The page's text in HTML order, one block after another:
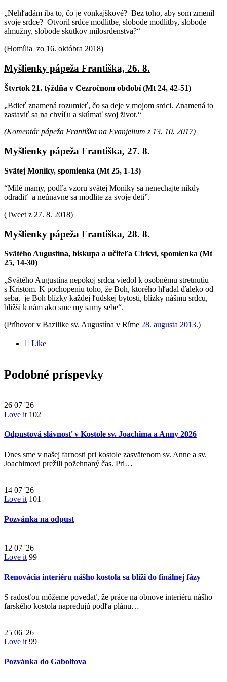
„Nehľadám iba to, čo je vonkajškové? Bez toho, aby som zmenil
svoje srdce? Otvoril srdce modlitbe, slobode modlitby, slobode
almužny, slobode skutkov milosrdenstva?“
(Homília zo 16. októbra 2018)
Myšlienky pápeža Františka, 26. 8.
Štvrtok 21. týždňa v Cezročnom období (Mt 24, 42-51)
„Bdieť znamená rozumieť, čo sa deje v mojom srdci. Znamená to
zastaviť sa na chvíľu a skúmať svoj život.“
(Komentár pápeža Františka na Evanjelium z 13. 10. 2017)
Myšlienky pápeža Františka, 27. 8.
Svätej Moniky, spomienka (Mt 25, 1-13)
“Milé mamy, podľa vzoru svätej Moniky sa nenechajte nikdy
odradiť a neúnavne sa modlite za svoje deti”.
(Tweet z 27. 8. 2018)
Myšlienky pápeža Františka, 28. 8.
Svätého Augustína, biskupa a učiteľa Cirkvi, spomienka (Mt
25, 14-30)
„Svätého Augustína nepokoj srdca viedol k osobnému stretnutiu
s Kristom. K pochopeniu toho, že Boh, ktorého hľadal ďaleko od
seba, je Boh blízky každej ľudskej bytosti, blízky nášmu srdcu,
bližší k nám ako sme my samy sebe“.
(Príhovor v Bazilike sv. Augustína v Ríme 28. augusta 2013.)
 Like
Podobné príspevky
26 07 '26
Love it 102
Odpustová slávnosť v Kostole sv. Joachima a Anny 2026
Dnes sme v našej farnosti pri kostole zasvätenom sv. Anne a sv.
Joachimovi prežili požehnaný čas. Pri…
14 07 '26
Love it 101
Pozvánka na odpust
12 07 '26
Love it 99
Renovácia interiéru nášho kostola sa blíži do finálnej fázy
S radosťou môžeme povedať, že práce na obnove interiéru nášho
farského kostola napredujú podľa plánu…
25 06 '26
Love it 99
Pozvánka do Gaboltova